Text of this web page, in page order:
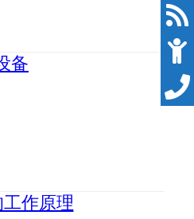
备
作原理